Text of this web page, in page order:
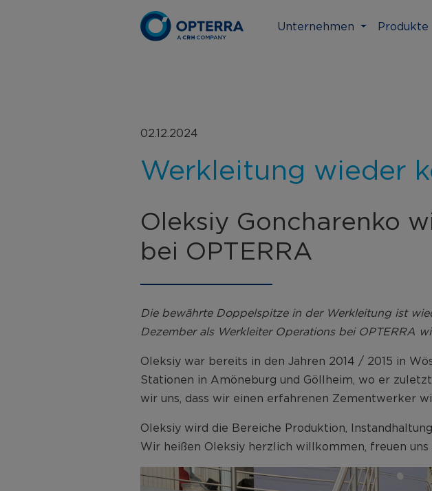
Unternehmen Produkte
02.12.2024
Werkleitung wieder
Oleksiy Goncharenko
bei OPTERRA
Die bewährte Doppelspitze in der Werkleitung ist
Dezember als Werkleiter Operations bei OPTERRA
Oleksiy war bereits in den Jahren 2014 / 2015 in
Stationen in Amöneburg und Göllheim, wo er
wir uns, dass wir einen erfahrenen Zementwerker
Oleksiy wird die Bereiche Produktion,
Wir heißen Oleksiy herzlich willkommen, freuen